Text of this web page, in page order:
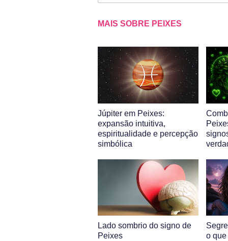
MAIS SOBRE PEIXES
Júpiter em Peixes:
expansão intuitiva,
espiritualidade e percepção
simbólica
Lado sombrio do signo de
Peixes
o que